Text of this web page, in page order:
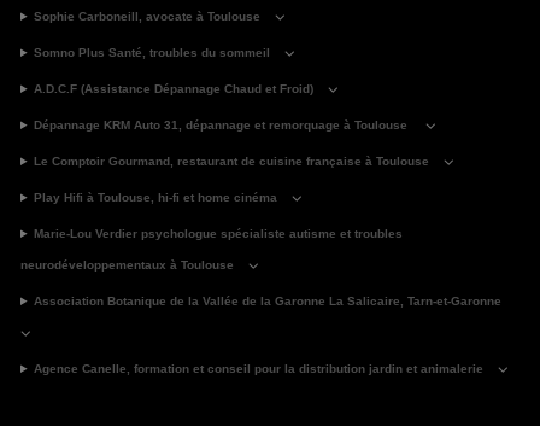
Sophie Carboneill, avocate à Toulouse
Somno Plus Santé, troubles du sommeil
A.D.C.F (Assistance Dépannage Chaud et Froid)
Dépannage KRM Auto 31, dépannage et remorquage à Toulouse
Le Comptoir Gourmand, restaurant de cuisine française à Toulouse
Play Hifi à Toulouse, hi-fi et home cinéma
Marie-Lou Verdier psychologue spécialiste autisme et troubles
neurodéveloppementaux à Toulouse
Association Botanique de la Vallée de la Garonne La Salicaire, Tarn-et-Garonne
Agence Canelle, formation et conseil pour la distribution jardin et animalerie